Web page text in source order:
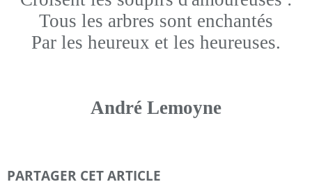
Tous les arbres sont enchantés
Par les heureux et les heureuses.
André Lemoyne
PARTAGER CET ARTICLE